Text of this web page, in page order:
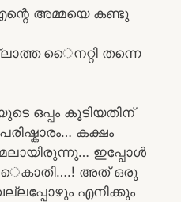
അമ്മയെ കണ്ടു
െെനറ്റി തന്നെ
ഒപ്പം കൂടിയതിന്
കക്ഷം
ഇപ്പോൾ
െകാതി….! അത് ഒരു
എനിക്കും